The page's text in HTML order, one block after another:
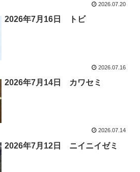
2026.07.20
2026年7月16日 トビ
2026.07.16
2026年7月14日 カワセミ
2026.07.14
2026年7月12日 ニイニイゼミ